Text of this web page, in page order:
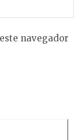
navegador